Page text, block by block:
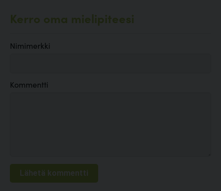
Kerro oma mielipiteesi
Nimimerkki
Kommentti